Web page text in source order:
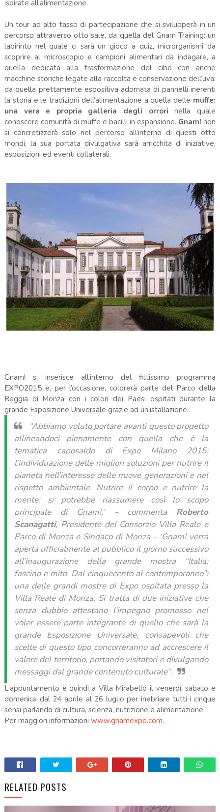
ispirate all’alimentazione.
Un tour ad alto tasso di partecipazione che si svilupperà in un
percorso attraverso otto sale, da quella del Gnam Training: un
labirinto nel quale ci sarà un gioco a quiz, microrganismi da
scoprire al microscopio e campioni alimentari da indagare, a
quella dedicata alla trasformazione del cibo con anche
macchine storiche legate alla raccolta e conservazione dell’uva;
da quella prettamente espositiva adornata di pannelli inerenti
la storia e le tradizioni dell’alimentazione a quella delle muffe:
una vera e propria galleria degli orrori nella quale
conoscere comunità di muffe e bacilli in espansione. Gnam!non
si concretizzerà solo nel percorso all’interno di questi otto
mondi, la sua portata divulgativa sarà arricchita di iniziative,
esposizioni ed eventi collaterali.
Gnam! si inserisce all’interno del fittissimo programma
EXPO2015 e, per l’occasione, colorerà parte del Parco della
Reggia di Monza con i colori dei Paesi ospitati durante la
grande Esposizione Universale grazie ad un’istallazione.
“Abbiamo voluto portare avanti questo progetto
allineandoci pienamente con quella che è la
tematica caposaldo di Expo Milano 2015:
l’individuazione delle migliori soluzioni per nutrire il
pianeta nell’interesse delle nuove generazioni e nel
rispetto ambientale. Nutrire il corpo e nutrire la
mente: si potrebbe riassumere così lo scopo
principale di Gnam!.’
- commenta Roberto
Scanagatti, Presidente del Consorzio Villa Reale e
Parco di Monza e Sindaco di Monza – ‘Gnam! verrà
aperta ufficialmente al pubblico il giorno successivo
all’inaugurazione della grande mostra “Italia:
fascino e mito. Dal cinquecento al contemporaneo”:
una delle grandi mostre di Expo ospitata presso la
Villa Reale di Monza. Si tratta di due iniziative che
senza dubbio attestano l’impegno promosso nel
voler essere parte integrante di quello che sarà la
grande Esposizione Universale, consapevoli che
scelte di questo tipo concorreranno ad accrescere il
valore del territorio, portando visitatori e divulgando
messaggi dal grande contenuto culturale”.
L’appuntamento è quindi a Villa Mirabello il venerdì, sabato e
domenica dal 24 aprile al 26 luglio per inebriare tutti i cinque
sensi parlando di cultura, scienza, nutrizione e alimentazione.
Per maggiori informazioni www.gnamexpo.com.
RELATED POSTS